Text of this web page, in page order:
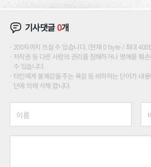
기사댓글0개
200자까지 쓰실 수 있습니다. (현재 0 byte / 최대
저작권 등 다른 사람의 권리를 침해하거나 명예를 훼
수 있습니다.
타인에게 불쾌감을 주는 욕설 등 비하하는 단어가 내
단에 의해 삭제 합니다.